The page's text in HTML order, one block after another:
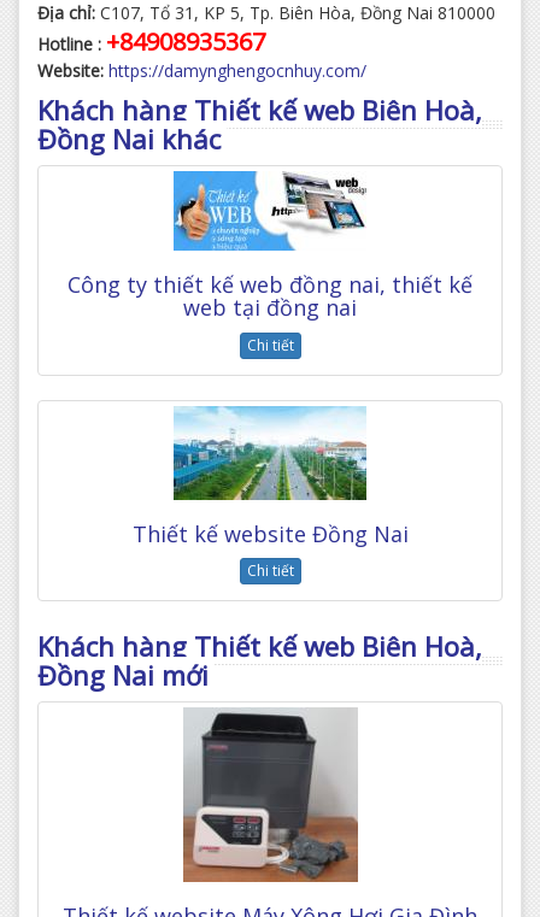
Địa chỉ: C107, Tổ 31, KP 5, Tp. Biên Hòa, Đồng Nai 810000
Hotline : +84908935367
Website: https://damynghengocnhuy.com/
Khách hàng Thiết kế web Biên Hoà,
Đồng Nai khác
Công ty thiết kế web đồng nai, thiết kế
web tại đồng nai
Chi tiết
Thiết kế website Đồng Nai
Chi tiết
Khách hàng Thiết kế web Biên Hoà,
Đồng Nai mới